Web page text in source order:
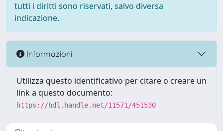
tutti i diritti sono riservati, salvo diversa
indicazione.
Informazioni
Utilizza questo identificativo per citare o creare un
link a questo documento:
https://hdl.handle.net/11571/451530